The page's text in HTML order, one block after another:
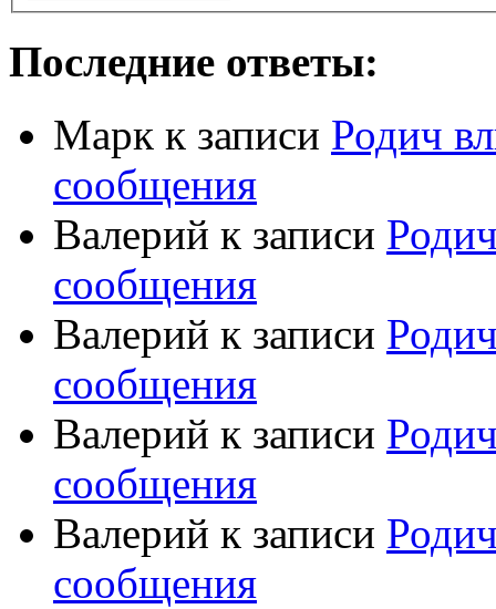
Последние ответы:
Марк к записи Родич
сообщения
Валерий к записи
сообщения
Валерий к записи
сообщения
Валерий к записи
сообщения
Валерий к записи
сообщения